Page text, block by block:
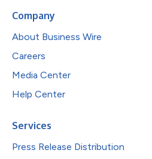
Company
About Business Wire
Careers
Media Center
Help Center
Services
Press Release Distribution